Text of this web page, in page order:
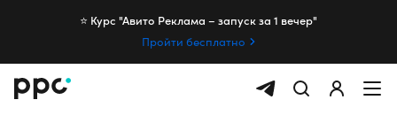
⭐️ Курс "Авито Реклама – запуск за 1 вечер"
Пройти бесплатно